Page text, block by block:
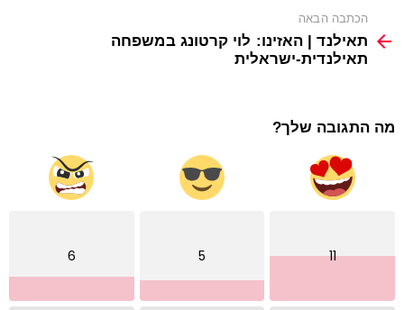
הכתבה הבאה
תאילנד | האזינו: לוי קרטונג במשפחה
תאילנדית-ישראלית
מה התגובה שלך?
11
5
6